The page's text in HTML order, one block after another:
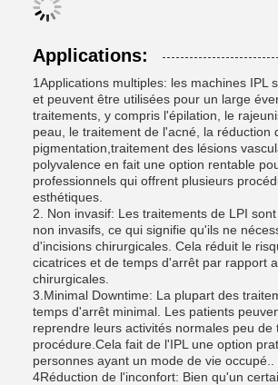
Applications:
1Applications multiples: les machines IPL
et peuvent être utilisées pour un large
traitements, y compris l'épilation, le
peau, le traitement de l'acné, la réduction
pigmentation,traitement des lésions
polyvalence en fait une option rentable
professionnels qui offrent plusieurs
esthétiques.
2. Non invasif: Les traitements de LPI
non invasifs, ce qui signifie qu'ils ne
d'incisions chirurgicales. Cela réduit le
cicatrices et de temps d'arrêt par rapport
chirurgicales.
3.Minimal Downtime: La plupart des
temps d'arrêt minimal. Les patients
reprendre leurs activités normales peu de
procédure.Cela fait de l'IPL une option
personnes ayant un mode de vie occupé..
4Réduction de l'inconfort: Bien qu'un